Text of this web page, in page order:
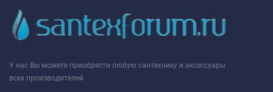
У нас Вы можете приобрести любую сантехнику и аксессуары
всех производителей